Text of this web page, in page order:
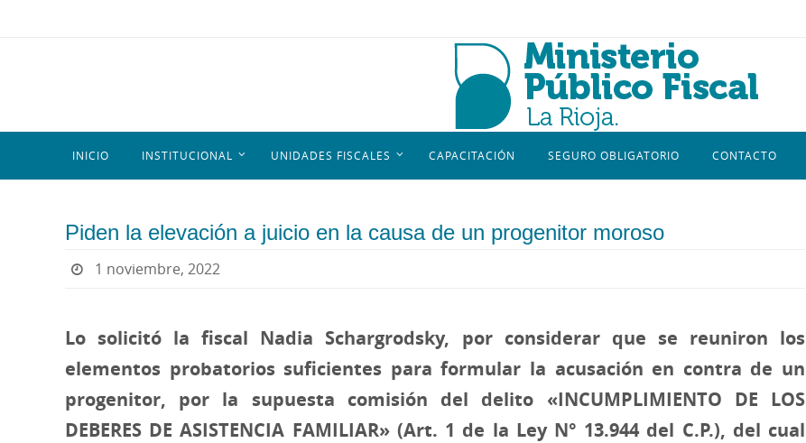
INICIO INSTITUCIONAL UNIDADES FISCALES CAPACITACIÓN SEGURO OBLIGATORIO CONTACTO
Piden la elevación a juicio en la causa de un progenitor moroso
1 noviembre, 2022
Lo solicitó la fiscal Nadia Schargrodsky, por considerar que se reuniron los
elementos probatorios suficientes para formular la acusación en contra de un
progenitor, por la supuesta comisión del delito «INCUMPLIMIENTO DE LOS
DEBERES DE ASISTENCIA FAMILIAR» (Art. 1 de la Ley N° 13.944 del C.P.), del cual